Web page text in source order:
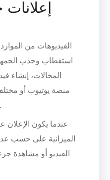
الفيديوهات من
استقطاب وجذب
المجالات، إنشاء
منصة يوتيوب أو
وليس فقط على اليوتيوب.
عندما يكون
الميزانية على حسب
الفيديو أو مشاهدة